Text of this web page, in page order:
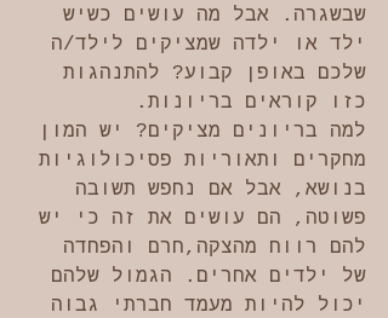
שבשגרה. אבל מה עושים כשיש
ילד או ילדה שמציקים לילד/ה
שלכם באופן קבוע? להתנהגות
כזו קוראים בריונות.
למה בריונים מציקים? יש המון
מחקרים ותאוריות פסיכולוגיות
בנושא, אבל אם נחפש תשובה
פשוטה, הם עושים את זה כי יש
להם רווח מהצקה,חרם והפחדה
של ילדים אחרים. הגמול שלהם
יכול להיות מעמד חברתי גבוה